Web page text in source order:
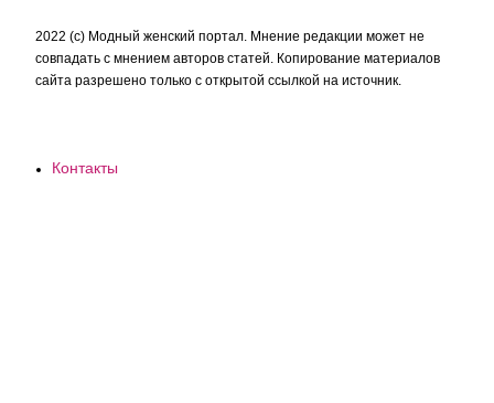
2022 (c) Модный женский портал. Мнение редакции может не
совпадать с мнением авторов статей. Копирование материалов
сайта разрешено только с открытой ссылкой на источник.
Контакты